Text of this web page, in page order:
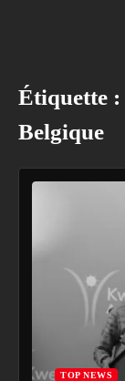
Étiquette :
Belgique
TOP NEWS